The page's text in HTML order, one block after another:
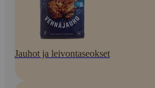
Jauhot ja leivontaseokset